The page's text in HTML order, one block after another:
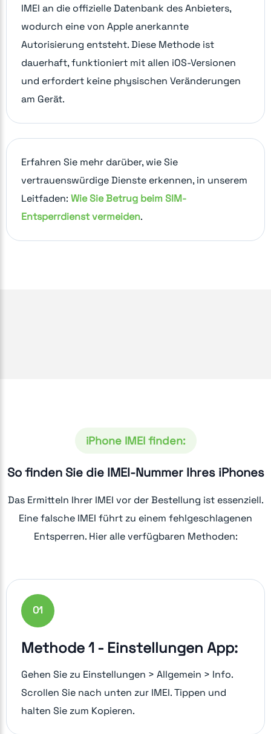
IMEI an die offizielle Datenbank des Anbieters,
wodurch eine von Apple anerkannte
Autorisierung entsteht. Diese Methode ist
dauerhaft, funktioniert mit allen iOS-Versionen
und erfordert keine physischen Veränderungen
am Gerät.
Erfahren Sie mehr darüber, wie Sie
vertrauenswürdige Dienste erkennen, in unserem
Leitfaden: Wie Sie Betrug beim SIM-
Entsperrdienst vermeiden.
iPhone IMEI finden:
So finden Sie die IMEI-Nummer Ihres iPhones
Das Ermitteln Ihrer IMEI vor der Bestellung ist essenziell.
Eine falsche IMEI führt zu einem fehlgeschlagenen
Entsperren. Hier alle verfügbaren Methoden:
01
Methode 1 - Einstellungen App:
Gehen Sie zu Einstellungen > Allgemein > Info.
Scrollen Sie nach unten zur IMEI. Tippen und
halten Sie zum Kopieren.